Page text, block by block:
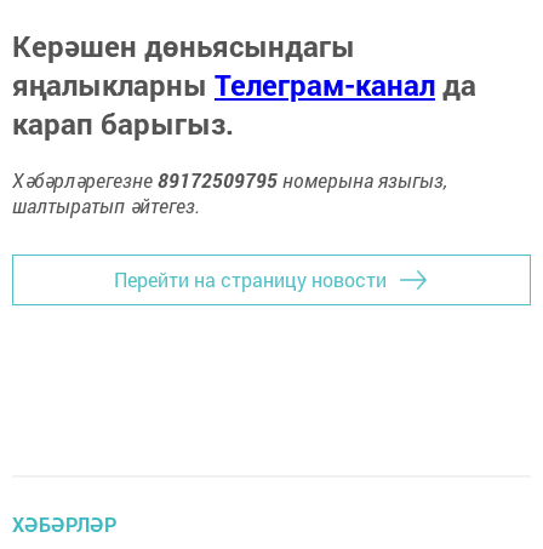
Керәшен дөньясындагы
яңалыкларны Телеграм-каналда
карап барыгыз.
Хәбәрләрегезне89172509795номерына языгыз,
шалтыратып әйтегез.
Перейти на страницу новости
ХӘБӘРЛӘР